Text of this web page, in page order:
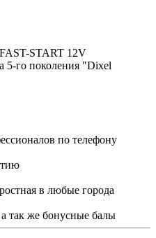
START 12V
5-го поколения "Dixel
по телефону
в любые города
так же бонусные балы